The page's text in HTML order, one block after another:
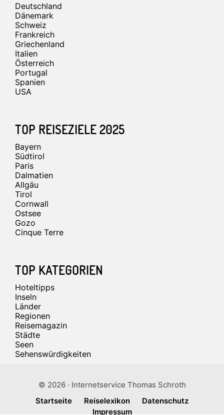
Deutschland
Dänemark
Schweiz
Frankreich
Griechenland
Italien
Österreich
Portugal
Spanien
USA
TOP REISEZIELE 2025
Bayern
Südtirol
Paris
Dalmatien
Allgäu
Tirol
Cornwall
Ostsee
Gozo
Cinque Terre
TOP KATEGORIEN
Hoteltipps
Inseln
Länder
Regionen
Reisemagazin
Städte
Seen
Sehenswürdigkeiten
© 2026 · Internetservice Thomas Schroth
Startseite
Reiselexikon
Datenschutz
Impressum